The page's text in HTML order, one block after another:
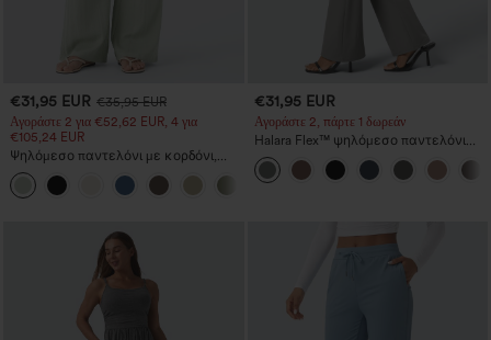
€31,95 EUR €35,95 EUR
Αγοράστε 2 για €52,62 EUR, 4 για
€105,24 EUR
Ψηλόμεσο παντελόνι με κορδόνι,
τσέπες, φαρδιά χαλαρή γραμμή,
casual, με υφή σαν λινό
€31,95 EUR
Αγοράστε 2, πάρτε 1 δωρεάν
Halara Flex™ ψηλόμεσο παντελόνι
εργασίας με πίσω και πλαϊνές
τσέπες, ελαφριά καμπάνα